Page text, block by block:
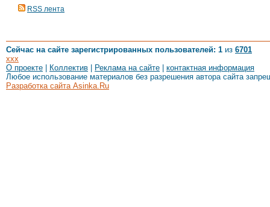
RSS лента
Сейчас на сайте зарегистрированных пользователей: 1 из 6701
xxx
О проекте
Коллектив Реклама на сайте
контактная информация
Любое использование материалов без разрешения автора сайта
Разработка сайта Asinka.Ru